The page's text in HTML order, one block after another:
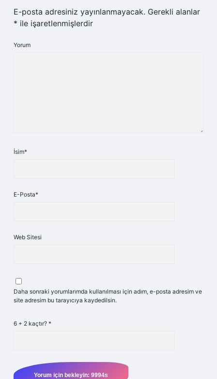
E-posta adresiniz yayınlanmayacak. Gerekli alanlar
* ile işaretlenmişlerdir
Yorum
İsim*
E-Posta*
Web Sitesi
Daha sonraki yorumlarımda kullanılması için adım, e-posta adresim ve
site adresim bu tarayıcıya kaydedilsin.
6 + 2 kaçtır? *